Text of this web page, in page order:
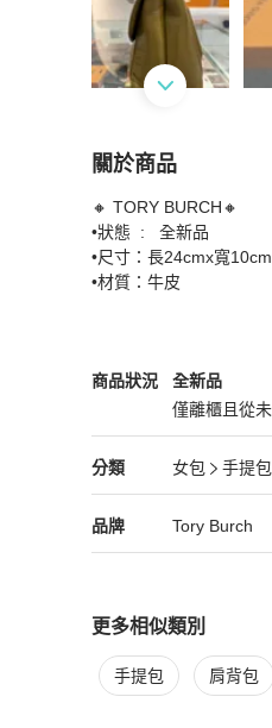
關於商品
關於TB 金字牛皮絎
🔸 TORY BURCH🔸
•狀態  :   全新品
•尺寸：長24cmx寬
•材質：牛皮
商品狀況
Tory Burch 女包商品狀態
全新品
僅離櫃且從
全新品
分類
Tory Burch 女包 分類資訊
女包
手提包
女包/手提包
品牌
Tory Burch 精品 女包品牌
Tory Burch
Tory Burch 推薦清單
更多相似類別
更多Tory Burch女包
手提包 肩背包